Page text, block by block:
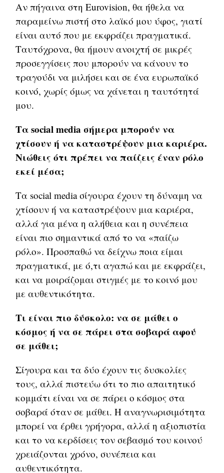
Αν πήγαινα στη Eurovision, θα ήθελα να
παραμείνω πιστή στο λαϊκό μου ύφος, γιατί
είναι αυτό που με εκφράζει πραγματικά.
Ταυτόχρονα, θα ήμουν ανοιχτή σε μικρές
προσεγγίσεις που μπορούν να κάνουν το
τραγούδι να μιλήσει και σε ένα ευρωπαϊκό
κοινό, χωρίς όμως να χάνεται η ταυτότητά
μου.
Τα social media σήμερα μπορούν να
χτίσουν ή να καταστρέψουν μια καριέρα.
Νιώθεις ότι πρέπει να παίζεις έναν ρόλο
εκεί μέσα;
Τα social media σίγουρα έχουν τη δύναμη να
χτίσουν ή να καταστρέψουν μια καριέρα,
αλλά για μένα η αλήθεια και η συνέπεια
είναι πιο σημαντικά από το να «παίζω
ρόλο». Προσπαθώ να δείχνω ποια είμαι
πραγματικά, με ό,τι αγαπώ και με εκφράζει,
και να μοιράζομαι στιγμές με το κοινό μου
με αυθεντικότητα.
Τι είναι πιο δύσκολο: να σε μάθει ο
κόσμος ή να σε πάρει στα σοβαρά αφού
σε μάθει;
Σίγουρα και τα δύο έχουν τις δυσκολίες
τους, αλλά πιστεύω ότι το πιο απαιτητικό
κομμάτι είναι να σε πάρει ο κόσμος στα
σοβαρά όταν σε μάθει. Η αναγνωρισιμότητα
μπορεί να έρθει γρήγορα, αλλά η αξιοπιστία
και το να κερδίσεις τον σεβασμό του κοινού
χρειάζονται χρόνο, συνέπεια και
αυθεντικότητα.